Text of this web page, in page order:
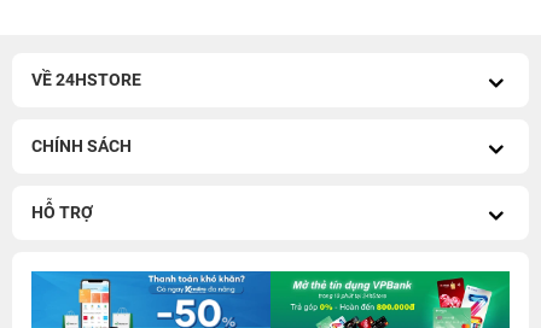
VỀ 24HSTORE
CHÍNH SÁCH
HỖ TRỢ